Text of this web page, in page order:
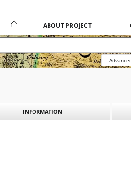
ABOUT PROJECT
INFORMATION